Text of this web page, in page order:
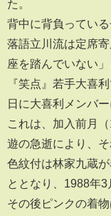
た。
背中に背負ってい
落語立川流は定席
座を踏んでいない
『笑点』若手大喜
日に大喜利メンバー
これは、加入前月
遊の急逝により、
色紋付は林家九蔵
ととなり、1988年3
その後ピンクの着